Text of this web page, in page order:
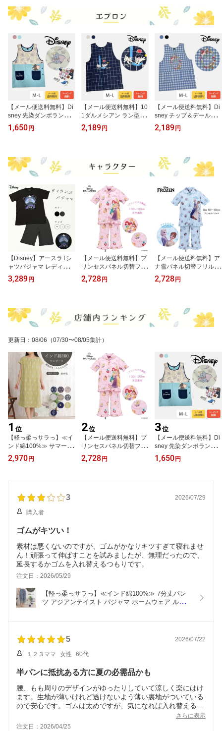
【メール便送料無料】Di
sney 先染ダンボラン型
エプロン 軽量 速乾 かぶ
るだけ かぶる 保育士 保
ney ディズニー ダンボ
おしゃれ かわいい 大き
いサイズ ゆったり ポケ
1,650 円
【メール便送料無料】10
1ダルメシアン ラン型 エ
プロン 軽量 速乾 かぶる
だけ かぶる 保育士 保育
ン 101匹わんちゃん モノ
クロ シンプル おしゃれ
ット サイドボタン
2,189 円
【メール便送料無料】Di
sney チップ＆デールラ
ン型 エプロン 軽量 速乾
かぶるだけ かぶる 保育
ー Disney ディズニー チ
ップ デール おしゃれ か
わいい ゆったり ポケッ
2,189 円
【Disney】アースラTシ
ャツパジャマ レディース
メンズ 男女兼用 キャラ
クター アースラ ディズ
ア 部屋着 夏 ゆったり お
しゃれ かわいい ブラッ
ク ネイビー リラックス
3,289円
【メール便送料無料】プ
リンセスパネル切替フリ
ルシャツ ディズニー 1
00 110 120 Disney プ
いい プレゼント 贈り
物 パジャマ ルームウ
泊り
2,728円
【メール便送料無料】ア
ナ雪パネル切替フリルシ
ャツ 100 110 120 ディ
ズニー プリンセス ア
い プレゼント 贈り
物 パジャマ ルームウ
ェア 部屋着 女の子 お
2,728円
更新日 ： 08/06 （07/30〜08/05集計）
1 位
【軽っ柔っサラっ】≪イ
ンド綿100%≫ サマーワ
ンピース アジアンテイス
ト パジャマ ホームウェ
ース 体型カバー 妊婦 マ
いい
2,970 円
2位
【メール便送料無料】プ
リンセスパネル切替フリ
ルシャツ ディズニー 1
00 110 120 Disney プ
2,728 円
3位
【メール便送料無料】Di
sney 先染ダンボラン型
エプロン 軽量 速乾 かぶ
るだけ かぶる 保育士 保
おしゃれ かわいい 大き
1,650 円
3 2026/07/29
購入者
ゴムがキツい！
素材は悪くないのですが、ゴムがかなりキツすぎて寝れませ
ん！頑張って伸ばすことを試みましたが、無理だったので、
延長するかゴムを入れ替えるつもりです。
注文日：2026/05/29
【軽っ柔っサラっ】≪インド綿100%≫ 7分丈パン
ツ アジアンテイスト パジャマ ホームウェア ルーム
5 2026/07/22
１２３ママ 女性 60代
半パンに抵抗ある方に夏の必需品かも
腰、もも周りのデザインがゆったりしていて涼しく楽にはけ
ます。生地が薄いけれど透けないよう薄い裏地がついている
ので安心です。ゴムは太めですが、気になれば入れ替えるの
さらに表示
注文日：2026/04/25